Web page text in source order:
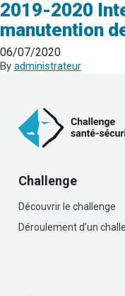
2019-2020
manutention
06/07/2020
By administrateur
Challenge
Découvrir le challenge
Déroulement d’un